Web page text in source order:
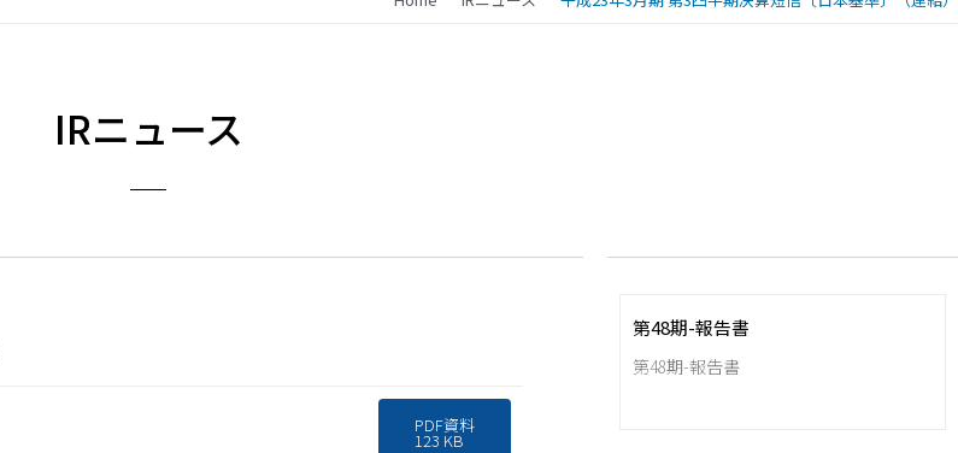
IRニュース
PDF資料
123 KB
第48期-報告書
第48期-報告書